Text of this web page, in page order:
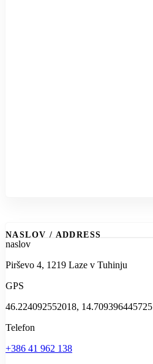
NASLOV / ADDRESS
naslov
Pirševo 4, 1219 Laze v Tuhinju
GPS
46.224092552018, 14.709396445725
Telefon
+386 41 962 138